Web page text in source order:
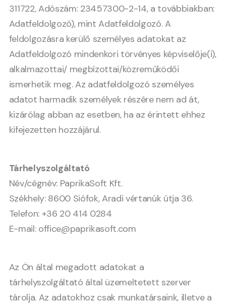
311722, Adószám: 23457300-2-14, a továbbiakban:
Adatfeldolgozó), mint Adatfeldolgozó. A
feldolgozásra kerülő személyes adatokat az
Adatfeldolgozó mindenkori törvényes képviselője(i),
alkalmazottai/ megbízottai/közreműködői
ismerhetik meg. Az adatfeldolgozó személyes
adatot harmadik személyek részére nem ad át,
kizárólag abban az esetben, ha az érintett ehhez
kifejezetten hozzájárul.
Tárhelyszolgáltató
Név/cégnév: PaprikaSoft Kft.
Székhely: 8600 Siófok, Aradi vértanúk útja 36.
Telefon: +36 20 414 0284
E-mail: office@paprikasoft.com
Az Ön által megadott adatokat a
tárhelyszolgáltató által üzemeltetett szerver
tárolja. Az adatokhoz csak munkatársaink, illetve a